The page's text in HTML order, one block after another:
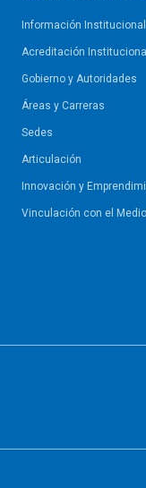
Información Institucional
Acreditación Institucional
Gobierno y Autoridades​
Áreas y Carreras
Sedes
Articulación
Innovación y
Vinculación con el Medio